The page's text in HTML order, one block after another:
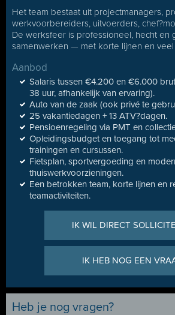
Het team bestaat uit projectmanagers,
werkvoorbereiders, uitvoerders,
De werksfeer is professioneel, hecht en
samenwerken — met korte lijnen en
Aanbod
Salaris tussen €4.200 en €6.000
38 uur, afhankelijk van ervaring).
Auto van de zaak (ook privé te
25 vakantiedagen + 13 ATV?dagen.
Pensioenregeling via PMT en
Opleidingsbudget en toegang tot
trainingen en cursussen.
Fietsplan, sportvergoeding en
thuiswerkvoorzieningen.
Een betrokken team, korte lijnen en
teamactiviteiten.
IK WIL DIRECT
IK HEB NOG EEN
Heb je nog vragen?